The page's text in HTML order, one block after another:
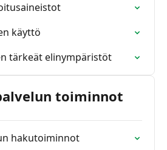
käyttö
tärkeät elinympäristöt
toiminnot
hakutoiminnot